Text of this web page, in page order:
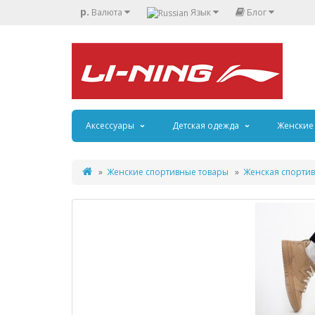
р. Валюта Язык Блог
Аксессуары Детская одежда
Женские спортивные товары Женская